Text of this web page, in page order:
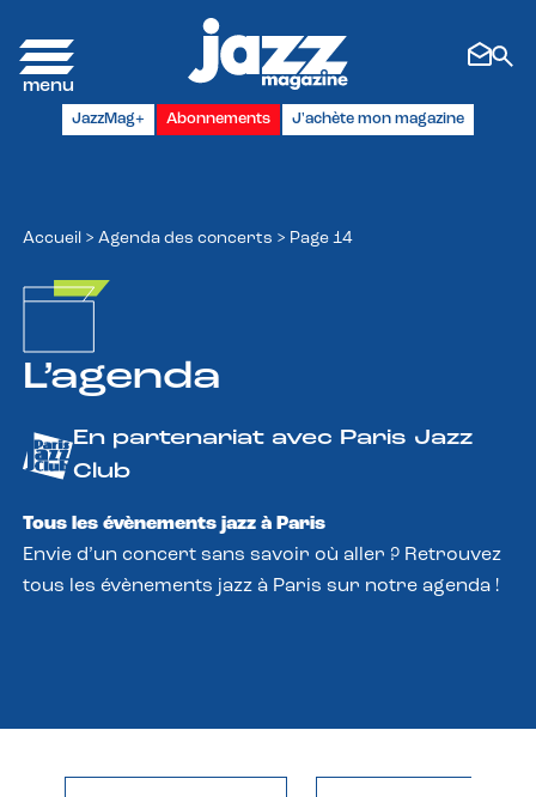
JazzMag+ Abonnements J'achète mon magazine
Accueil > Agenda des concerts > Page 14
L’agenda
En partenariat avec Paris Jazz
Club
Tous les évènements jazz à Paris
Envie d’un concert sans savoir où aller ? Retrouvez
tous les évènements jazz à Paris sur notre agenda !